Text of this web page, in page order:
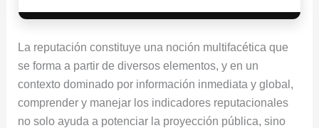
La reputación constituye una noción multifacética que
se forma a partir de diversos elementos, y en un
contexto dominado por información inmediata y global,
comprender y manejar los indicadores reputacionales
no solo ayuda a potenciar la proyección pública, sino